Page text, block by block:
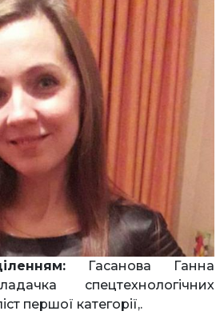
Гасанова Ганна
спецтехнологічних
першої категорії,.